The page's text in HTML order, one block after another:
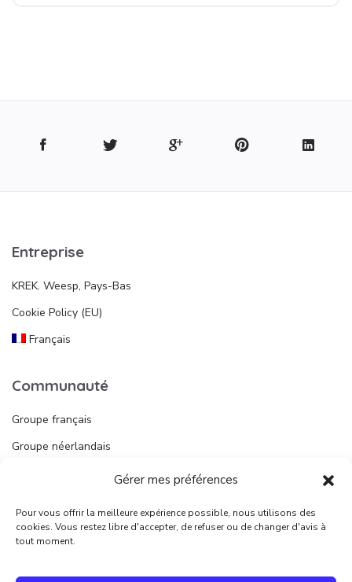
Gérer mes préférences
Pour vous offrir la meilleure expérience possible, nous utilisons des
cookies. Vous restez libre d'accepter, de refuser ou de changer d'avis à
tout moment.
Entreprise
KREK. Weesp, Pays-Bas
Cookie Policy (EU)
Français
Communauté
Groupe français
Groupe néerlandais
Publier une annonce
Juridique